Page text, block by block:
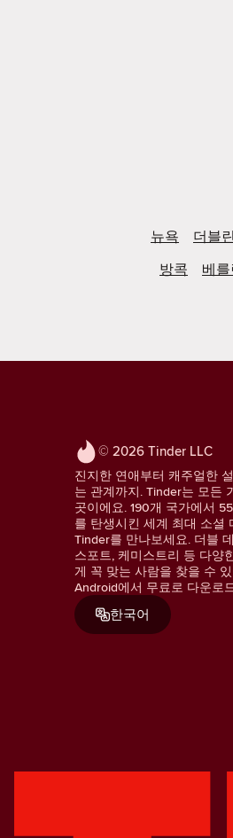
뉴욕 더블린
방콕
베를
© 2026 Tinder LLC
진지한 연애부터 캐주얼한
는 관계까지. Tinder는 모든
곳이에요. 190개 국가에서
를 탄생시킨 세계 최대 소셜
Tinder를 만나보세요. 더블
스포트, 케미스트리 등 다양
게 꼭 맞는 사람을 찾을 수
Android에서 무료로 다운로
한국어